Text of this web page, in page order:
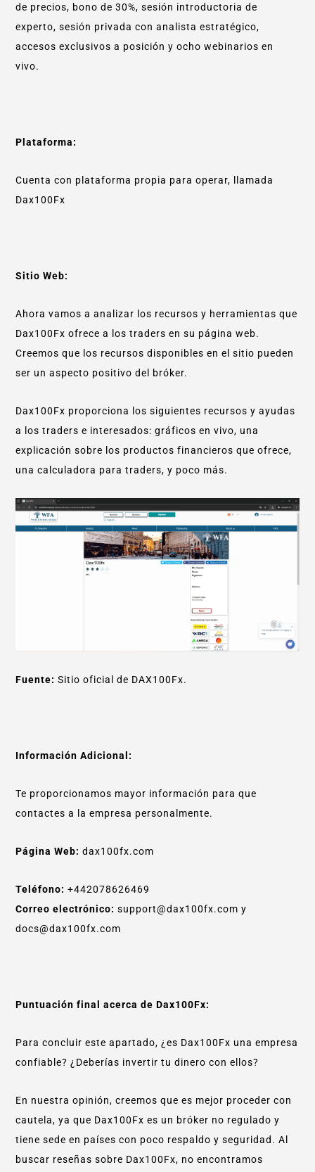
de precios, bono de 30%, sesión introductoria de
experto, sesión privada con analista estratégico,
accesos exclusivos a posición y ocho webinarios en
vivo.
Plataforma:
Cuenta con plataforma propia para operar, llamada
Dax100Fx
Sitio Web:
Ahora vamos a analizar los recursos y herramientas que
Dax100Fx ofrece a los traders en su página web.
Creemos que los recursos disponibles en el sitio pueden
ser un aspecto positivo del bróker.
Dax100Fx proporciona los siguientes recursos y ayudas
a los traders e interesados: gráficos en vivo, una
explicación sobre los productos financieros que ofrece,
una calculadora para traders, y poco más.
Fuente: Sitio oficial de DAX100Fx.
Información Adicional:
Te proporcionamos mayor información para que
contactes a la empresa personalmente.
Página Web: dax100fx.com
Teléfono: +442078626469
Correo electrónico: support@dax100fx.com y
docs@dax100fx.com
Puntuación final acerca de Dax100Fx:
Para concluir este apartado, ¿es Dax100Fx una empresa
confiable? ¿Deberías invertir tu dinero con ellos?
En nuestra opinión, creemos que es mejor proceder con
cautela, ya que Dax100Fx es un bróker no regulado y
tiene sede en países con poco respaldo y seguridad. Al
buscar reseñas sobre Dax100Fx, no encontramos